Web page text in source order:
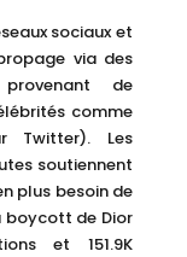
sociaux et
via des
de
comme
Twitter). Les
soutiennent
plus besoin de
boycott de Dior
et 151.9K